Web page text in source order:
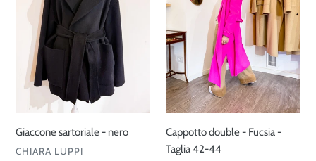
Giaccone sartoriale - nero
VENDITORE
CHIARA LUPPI
-
Taglia
42-
44
Cappotto double - Fucsia -
Taglia 42-44